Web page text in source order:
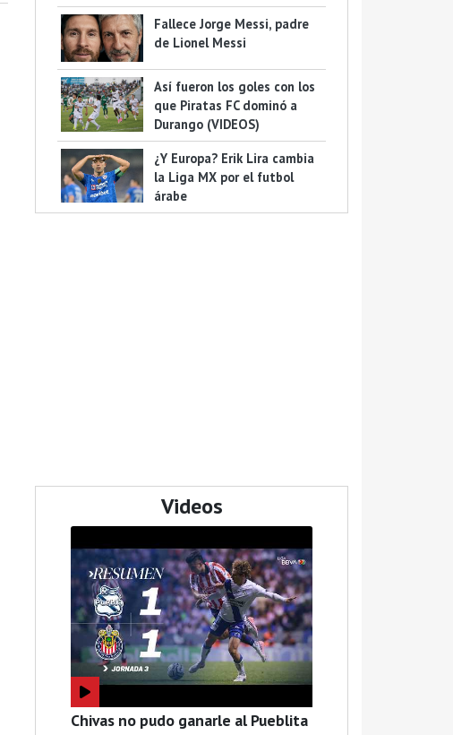
Fallece Jorge Messi, padre
de Lionel Messi
Así fueron los goles con los
que Piratas FC dominó a
Durango (VIDEOS)
¿Y Europa? Erik Lira cambia
la Liga MX por el futbol
árabe
Videos
Chivas no pudo ganarle al Pueblita